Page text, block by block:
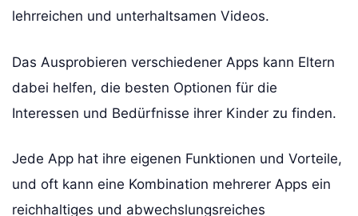
lehrreichen und unterhaltsamen Videos.
Das Ausprobieren verschiedener Apps kann Eltern
dabei helfen, die besten Optionen für die
Interessen und Bedürfnisse ihrer Kinder zu finden.
Jede App hat ihre eigenen Funktionen und Vorteile,
und oft kann eine Kombination mehrerer Apps ein
reichhaltiges und abwechslungsreiches